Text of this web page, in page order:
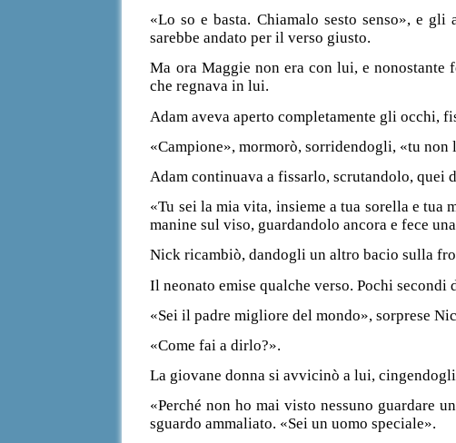
«Lo so e basta. Chiamalo sesto senso», e
sarebbe andato per il verso giusto.
Ma ora Maggie non era con lui, e
che regnava in lui.
Adam aveva aperto completamente gli occhi,
«Campione», mormorò, sorridendogli, «tu
Adam continuava a fissarlo, scrutandolo, quei
«Tu sei la mia vita, insieme a tua sorella e tua
manine sul viso, guardandolo ancora e fece
Nick ricambiò, dandogli un altro bacio sulla
Il neonato emise qualche verso. Pochi
«Sei il padre migliore del mondo», sorprese
«Come fai a dirlo?».
La giovane donna si avvicinò a lui,
«Perché non ho mai visto nessuno guardare
sguardo ammaliato. «Sei un uomo speciale».